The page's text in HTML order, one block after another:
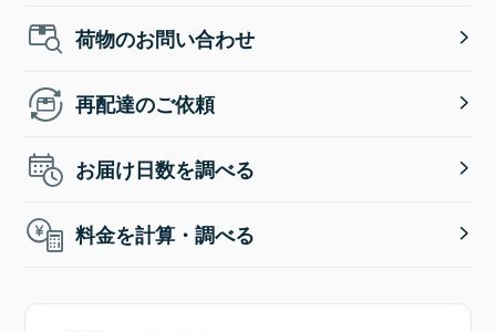
荷物のお問い合わせ
再配達のご依頼
お届け日数を調べる
料金を計算・調べる